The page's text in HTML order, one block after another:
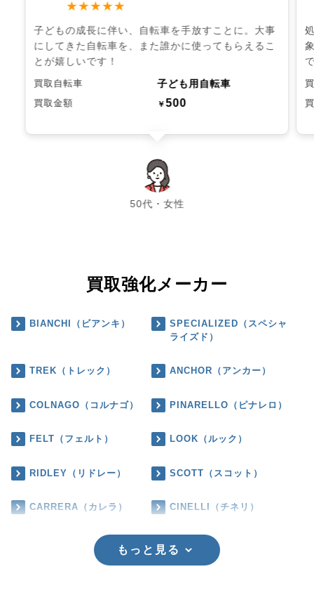
★★★★★
子どもの成長に伴い、自転車を手放すことに。大事
にしてきた自転車を、また誰かに使ってもらえるこ
とが嬉しいです！
買取自転車 子ども用自転車
買取金額 ￥500
50代・女性
chevron_left chevron_right
買取強化メーカー
BIANCHI（ビアンキ）
SPECIALIZED（スペシャ
ライズド）
TREK（トレック） ANCHOR（アンカー）
COLNAGO（コルナゴ） PINARELLO（ピナレロ）
FELT（フェルト） LOOK（ルック）
RIDLEY（リドレー） SCOTT（スコット）
CARRERA（カレラ） CINELLI（チネリ）
もっと見る